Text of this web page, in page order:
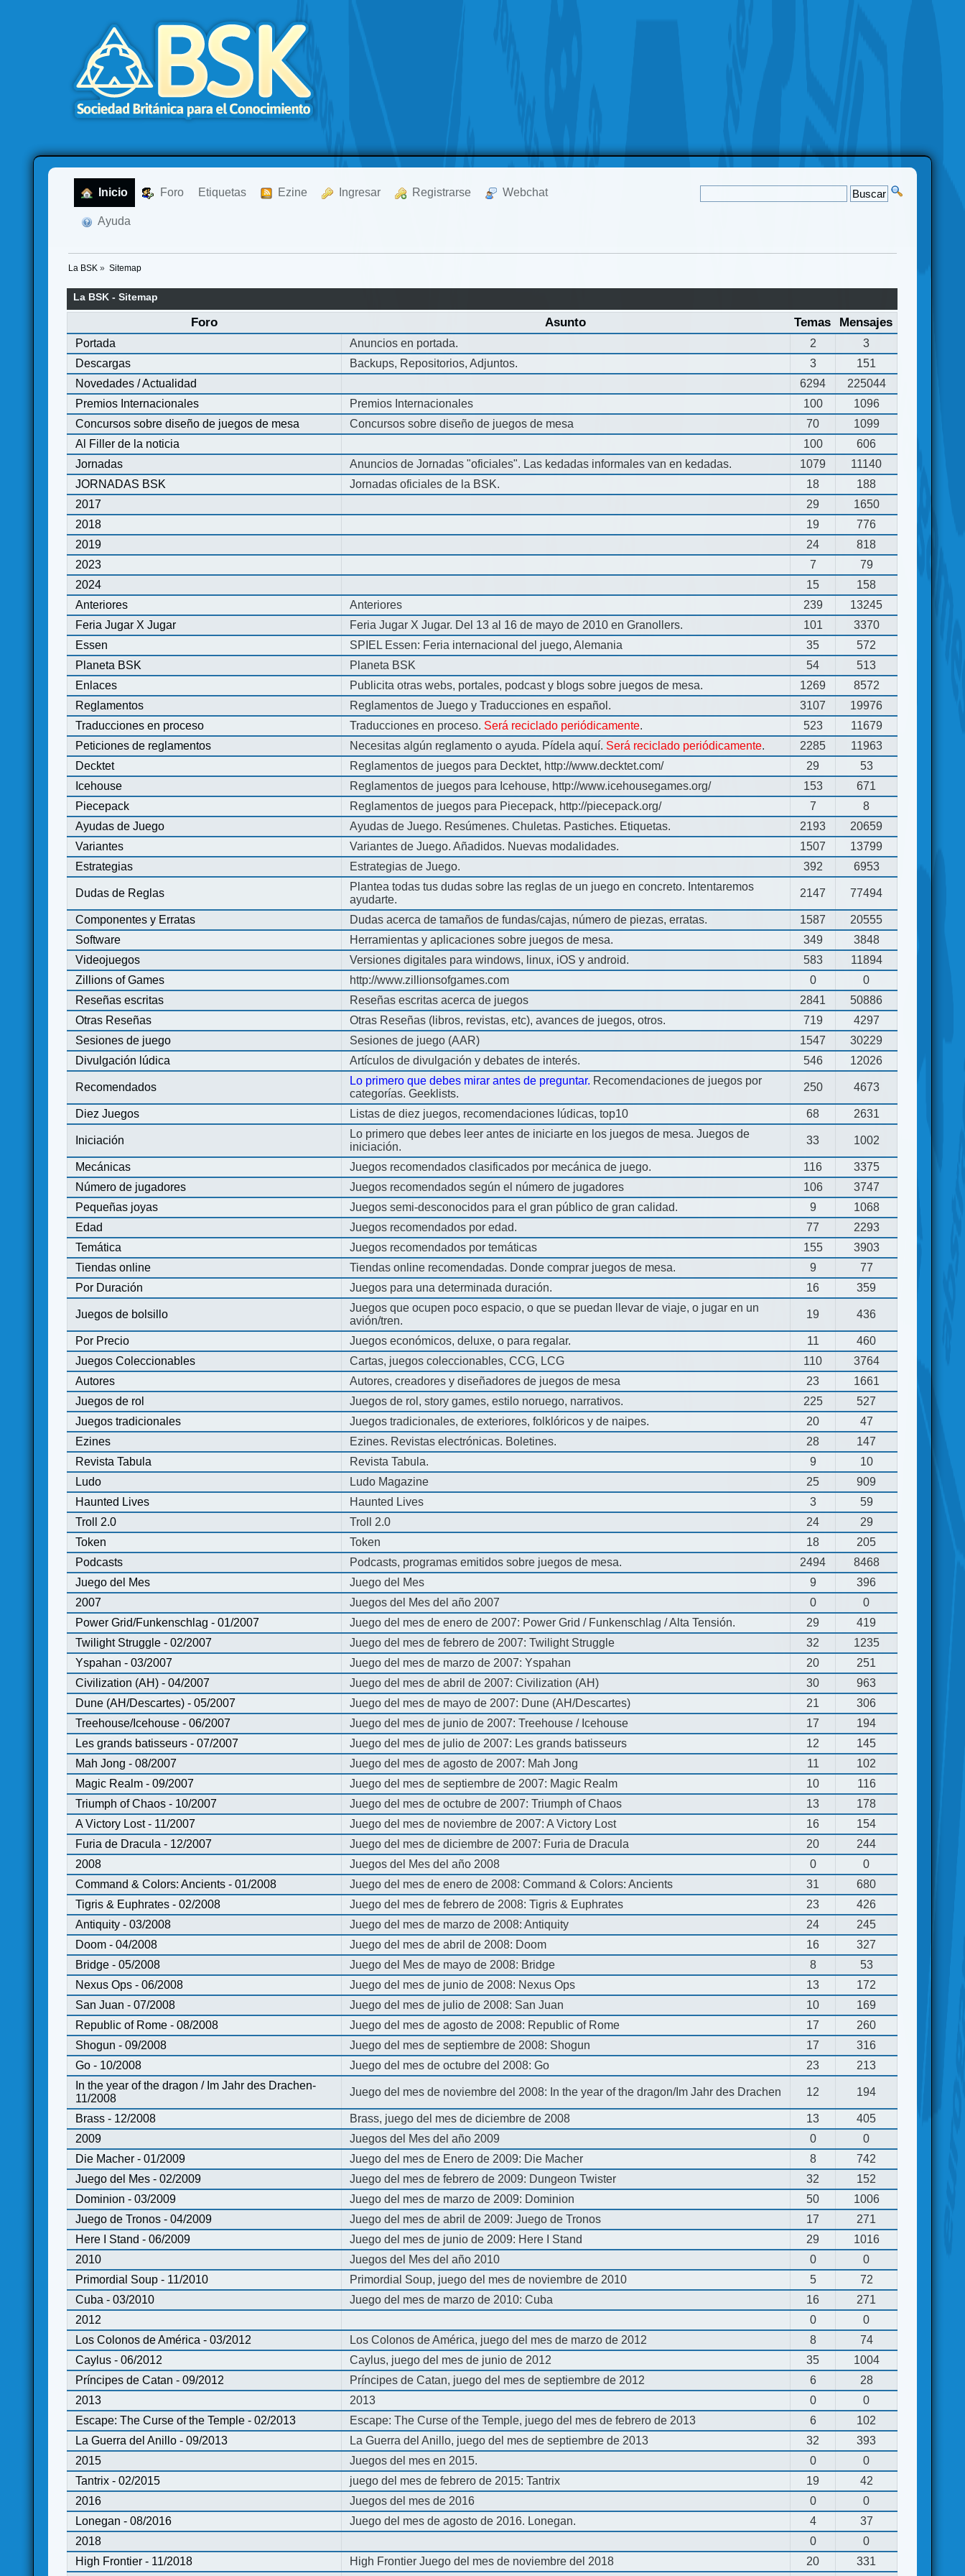
Inicio Foro Etiquetas Ezine Ingresar Registrarse Webchat
Ayuda
La BSK » Sitemap
La BSK - Sitemap
Foro Asunto Temas Mensajes
Portada Anuncios en portada. 2
3
Descargas
Backups, Repositorios, Adjuntos. 3
151
Novedades / Actualidad
6294
225044
Premios Internacionales
Premios Internacionales 100
1096
Concursos sobre diseño de juegos de mesa
Concursos sobre diseño de juegos de mesa 70
1099
Al Filler de la noticia
100
606
Jornadas
Anuncios de Jornadas "oficiales". Las kedadas informales van en kedadas. 1079
11140
JORNADAS BSK
Jornadas oficiales de la BSK. 18
188
2017
29
1650
2018
19
776
2019
24
818
2023
7
79
2024
15
158
Anteriores
Anteriores 239
13245
Feria Jugar X Jugar
Feria Jugar X Jugar. Del 13 al 16 de mayo de 2010 en Granollers. 101
3370
Essen
SPIEL Essen: Feria internacional del juego, Alemania 35
572
Planeta BSK
Planeta BSK 54
513
Enlaces
Publicita otras webs, portales, podcast y blogs sobre juegos de mesa. 1269
8572
Reglamentos
Reglamentos de Juego y Traducciones en español. 3107
19976
Traducciones en proceso
Traducciones en proceso. Será reciclado periódicamente. 523
11679
Peticiones de reglamentos
Necesitas algún reglamento o ayuda. Pídela aquí. Será reciclado periódicamente. 2285
11963
Decktet
Reglamentos de juegos para Decktet, http://www.decktet.com/ 29
53
Icehouse
Reglamentos de juegos para Icehouse, http://www.icehousegames.org/ 153
671
Piecepack
Reglamentos de juegos para Piecepack, http://piecepack.org/ 7
8
Ayudas de Juego
Ayudas de Juego. Resúmenes. Chuletas. Pastiches. Etiquetas. 2193
20659
Variantes
Variantes de Juego. Añadidos. Nuevas modalidades. 1507
13799
Estrategias
Estrategias de Juego. 392 6953
Dudas de Reglas
Plantea todas tus dudas sobre las reglas de un juego en concreto. Intentaremos
ayudarte.
2147 77494
Componentes y Erratas Dudas acerca de tamaños de fundas/cajas, número de piezas, erratas. 1587
20555
Software
Herramientas y aplicaciones sobre juegos de mesa. 349
3848
Videojuegos
Versiones digitales para windows, linux, iOS y android. 583
11894
Zillions of Games
http://www.zillionsofgames.com 0
0
Reseñas escritas
Reseñas escritas acerca de juegos 2841
50886
Otras Reseñas
Otras Reseñas (libros, revistas, etc), avances de juegos, otros. 719
4297
Sesiones de juego
Sesiones de juego (AAR) 1547
30229
Divulgación lúdica
Artículos de divulgación y debates de interés. 546 12026
Recomendados
Lo primero que debes mirar antes de preguntar. Recomendaciones de juegos por
categorías. Geeklists.
250 4673
Diez Juegos Listas de diez juegos, recomendaciones lúdicas, top10 68 2631
Iniciación
Lo primero que debes leer antes de iniciarte en los juegos de mesa. Juegos de
iniciación.
33 1002
Mecánicas Juegos recomendados clasificados por mecánica de juego. 116
3375
Número de jugadores
Juegos recomendados según el número de jugadores 106
3747
Pequeñas joyas
Juegos semi-desconocidos para el gran público de gran calidad. 9
1068
Edad
Juegos recomendados por edad. 77
2293
Temática
Juegos recomendados por temáticas 155
3903
Tiendas online
Tiendas online recomendadas. Donde comprar juegos de mesa. 9
77
Por Duración
Juegos para una determinada duración. 16 359
Juegos de bolsillo
Juegos que ocupen poco espacio, o que se puedan llevar de viaje, o jugar en un
avión/tren.
19 436
Por Precio Juegos económicos, deluxe, o para regalar. 11
460
Juegos Coleccionables
Cartas, juegos coleccionables, CCG, LCG 110
3764
Autores
Autores, creadores y diseñadores de juegos de mesa 23
1661
Juegos de rol
Juegos de rol, story games, estilo noruego, narrativos. 225
527
Juegos tradicionales
Juegos tradicionales, de exteriores, folklóricos y de naipes. 20
47
Ezines
Ezines. Revistas electrónicas. Boletines. 28
147
Revista Tabula
Revista Tabula. 9
10
Ludo
Ludo Magazine 25
909
Haunted Lives
Haunted Lives 3
59
Troll 2.0
Troll 2.0 24
29
Token
Token 18
205
Podcasts
Podcasts, programas emitidos sobre juegos de mesa. 2494
8468
Juego del Mes
Juego del Mes 9
396
2007
Juegos del Mes del año 2007 0
0
Power Grid/Funkenschlag - 01/2007
Juego del mes de enero de 2007: Power Grid / Funkenschlag / Alta Tensión. 29
419
Twilight Struggle - 02/2007
Juego del mes de febrero de 2007: Twilight Struggle 32
1235
Yspahan - 03/2007
Juego del mes de marzo de 2007: Yspahan 20
251
Civilization (AH) - 04/2007
Juego del mes de abril de 2007: Civilization (AH) 30
963
Dune (AH/Descartes) - 05/2007
Juego del mes de mayo de 2007: Dune (AH/Descartes) 21
306
Treehouse/Icehouse - 06/2007
Juego del mes de junio de 2007: Treehouse / Icehouse 17
194
Les grands batisseurs - 07/2007
Juego del mes de julio de 2007: Les grands batisseurs 12
145
Mah Jong - 08/2007
Juego del mes de agosto de 2007: Mah Jong 11
102
Magic Realm - 09/2007
Juego del mes de septiembre de 2007: Magic Realm 10
116
Triumph of Chaos - 10/2007
Juego del mes de octubre de 2007: Triumph of Chaos 13
178
A Victory Lost - 11/2007
Juego del mes de noviembre de 2007: A Victory Lost 16
154
Furia de Dracula - 12/2007
Juego del mes de diciembre de 2007: Furia de Dracula 20
244
2008
Juegos del Mes del año 2008 0
0
Command & Colors: Ancients - 01/2008
Juego del mes de enero de 2008: Command & Colors: Ancients 31
680
Tigris & Euphrates - 02/2008
Juego del mes de febrero de 2008: Tigris & Euphrates 23
426
Antiquity - 03/2008
Juego del mes de marzo de 2008: Antiquity 24
245
Doom - 04/2008
Juego del mes de abril de 2008: Doom 16
327
Bridge - 05/2008
Juego del Mes de mayo de 2008: Bridge 8
53
Nexus Ops - 06/2008
Juego del mes de junio de 2008: Nexus Ops 13
172
San Juan - 07/2008
Juego del mes de julio de 2008: San Juan 10
169
Republic of Rome - 08/2008
Juego del mes de agosto de 2008: Republic of Rome 17
260
Shogun - 09/2008
Juego del mes de septiembre de 2008: Shogun 17
316
Go - 10/2008
Juego del mes de octubre del 2008: Go 23
213
In the year of the dragon / Im Jahr des Drachen-
11/2008
Juego del mes de noviembre del 2008: In the year of the dragon/Im Jahr des Drachen 12 194
Brass - 12/2008 Brass, juego del mes de diciembre de 2008 13
405
2009
Juegos del Mes del año 2009 0
0
Die Macher - 01/2009
Juego del mes de Enero de 2009: Die Macher 8
742
Juego del Mes - 02/2009
Juego del mes de febrero de 2009: Dungeon Twister 32
152
Dominion - 03/2009
Juego del mes de marzo de 2009: Dominion 50
1006
Juego de Tronos - 04/2009
Juego del mes de abril de 2009: Juego de Tronos 17
271
Here I Stand - 06/2009
Juego del mes de junio de 2009: Here I Stand 29
1016
2010
Juegos del Mes del año 2010 0
0
Primordial Soup - 11/2010
Primordial Soup, juego del mes de noviembre de 2010 5
72
Cuba - 03/2010
Juego del mes de marzo de 2010: Cuba 16
271
2012
0
0
Los Colonos de América - 03/2012
Los Colonos de América, juego del mes de marzo de 2012 8
74
Caylus - 06/2012
Caylus, juego del mes de junio de 2012 35
1004
Príncipes de Catan - 09/2012
Príncipes de Catan, juego del mes de septiembre de 2012 6
28
2013
2013 0
0
Escape: The Curse of the Temple - 02/2013
Escape: The Curse of the Temple, juego del mes de febrero de 2013 6
102
La Guerra del Anillo - 09/2013
La Guerra del Anillo, juego del mes de septiembre de 2013 32
393
2015
Juegos del mes en 2015. 0
0
Tantrix - 02/2015
juego del mes de febrero de 2015: Tantrix 19
42
2016
Juegos del mes de 2016 0
0
Lonegan - 08/2016
Juego del mes de agosto de 2016. Lonegan. 4
37
2018
0
0
High Frontier - 11/2018
High Frontier Juego del mes de noviembre del 2018 20
331